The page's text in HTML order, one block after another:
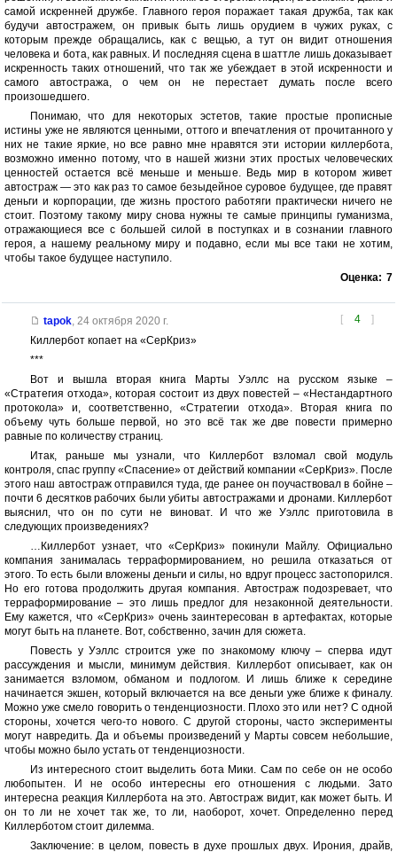
самой искренней дружбе. Главного героя поражает такая дружба, так как
будучи автостражем, он привык быть лишь орудием в чужих руках, с
которым прежде обращались, как с вещью, а тут он видит отношения
человека и бота, как равных. И последняя сцена в шаттле лишь доказывает
искренность таких отношений, что так же убеждает в этой искренности и
самого автостража, о чем он не перестает думать после всего
произошедшего.
Понимаю, что для некоторых эстетов, такие простые прописные
истины уже не являются ценными, оттого и впечатления от прочитанного у
них не такие яркие, но все равно мне нравятся эти истории киллербота,
возможно именно потому, что в нашей жизни этих простых человеческих
ценностей остается всё меньше и меньше. Ведь мир в котором живет
автостраж — это как раз то самое безыдейное суровое будущее, где правят
деньги и корпорации, где жизнь простого работяги практически ничего не
стоит. Поэтому такому миру снова нужны те самые принципы гуманизма,
отражающиеся все с большей силой в поступках и в сознании главного
героя, а нашему реальному миру и подавно, если мы все таки не хотим,
чтобы такое будущее наступило.
Оценка: 7
[ 4 ]
tapok, 24 октября 2020 г.
Киллербот копает на «СерКриз»
***
Вот и вышла вторая книга Марты Уэллс на русском языке –
«Стратегия отхода», которая состоит из двух повестей – «Нестандартного
протокола» и, соответственно, «Стратегии отхода». Вторая книга по
объему чуть больше первой, но это всё так же две повести примерно
равные по количеству страниц.
Итак, раньше мы узнали, что Киллербот взломал свой модуль
контроля, спас группу «Спасение» от действий компании «СерКриз». После
этого наш автостраж отправился туда, где ранее он поучаствовал в бойне –
почти 6 десятков рабочих были убиты автостражами и дронами. Киллербот
выяснил, что он по сути не виноват. И что же Уэллс приготовила в
следующих произведениях?
…Киллербот узнает, что «СерКриз» покинули Майлу. Официально
компания занималась терраформированием, но решила отказаться от
этого. То есть были вложены деньги и силы, но вдруг процесс застопорился.
Но его готова продолжить другая компания. Автостраж подозревает, что
терраформирование – это лишь предлог для незаконной деятельности.
Ему кажется, что «СерКриз» очень заинтересован в артефактах, которые
могут быть на планете. Вот, собственно, зачин для сюжета.
Повесть у Уэллс строится уже по знакомому ключу – сперва идут
рассуждения и мысли, минимум действия. Киллербот описывает, как он
занимается взломом, обманом и подлогом. И лишь ближе к середине
начинается экшен, который включается на все деньги уже ближе к финалу.
Можно уже смело говорить о тенденциозности. Плохо это или нет? С одной
стороны, хочется чего-то нового. С другой стороны, часто эксперименты
могут навредить. Да и объемы произведений у Марты совсем небольшие,
чтобы можно было устать от тенденциозности.
Из интересного стоит выделить бота Мики. Сам по себе он не особо
любопытен. И не особо интересны его отношения с людьми. Зато
интересна реакция Киллербота на это. Автостраж видит, как может быть. И
он то ли не хочет так же, то ли, наоборот, хочет. Определенно перед
Киллерботом стоит дилемма.
Заключение: в целом, повесть в духе прошлых двух. Ирония, драйв,